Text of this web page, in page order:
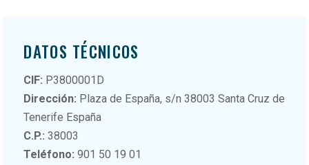
DATOS TÉCNICOS
CIF: P3800001D
Dirección: Plaza de España, s/n 38003 Santa Cruz de
Tenerife España
C.P.: 38003
Teléfono: 901 50 19 01